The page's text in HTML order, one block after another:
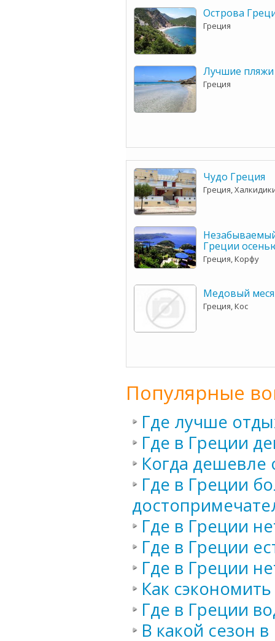
Острова
Греция
Лучшие
Греция
Чудо Греция
Греция,
Греции
Греция, Корфу
Медовый
Греция, Кос
Популярные
Где лучше
Где в Греции
Когда дешевле
Где в Греции
Где в Греции
Где в Греции
Где в Греции
Как
Где в Греции
В какой сезон